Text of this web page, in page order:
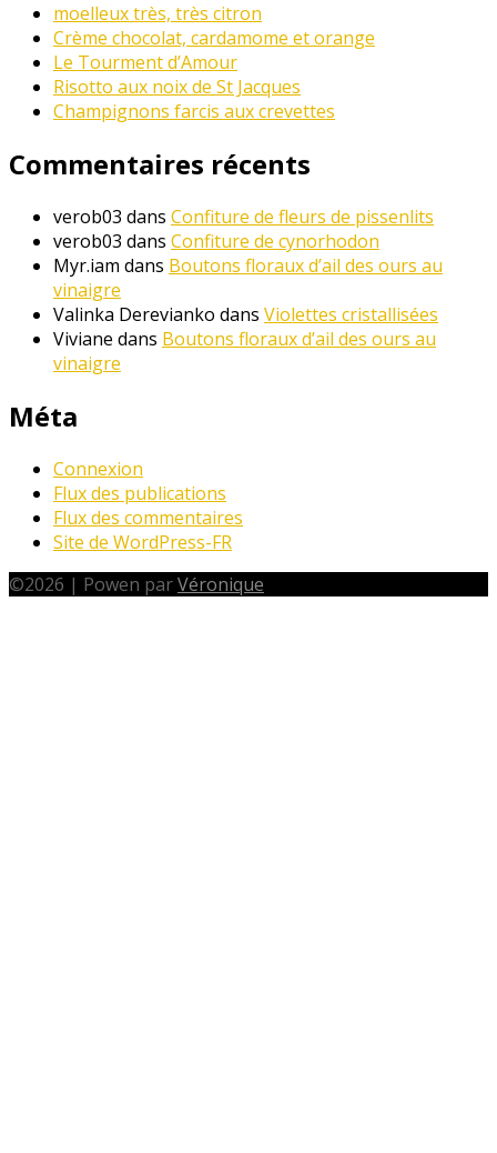
moelleux très, très citron
Crème chocolat, cardamome et orange
Le Tourment d’Amour
Risotto aux noix de St Jacques
Champignons farcis aux crevettes
Commentaires récents
verob03 dans Confiture de fleurs de pissenlits
verob03 dans Confiture de cynorhodon
Myr.iam dans Boutons floraux d’ail des ours au
vinaigre
Valinka Derevianko dans Violettes cristallisées
Viviane dans Boutons floraux d’ail des ours au
vinaigre
Méta
Connexion
Flux des publications
Flux des commentaires
Site de WordPress-FR
©2026 | Powen parVéronique